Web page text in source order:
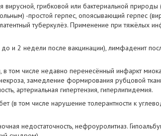
вирусной, грибковой или бактериальной
-простой герпес, опоясывающий герпес
туберкулёз. Применение при тяжёлых
и 2 недели после вакцинации), лимфаденит
в том числе недавно перенесённый инфаркт
замедление формирования рубцовой
артериальная гипертензия, гиперлипидемия.
(в том числе нарушение толерантности к
недостаточность, нефроуролитиаз.